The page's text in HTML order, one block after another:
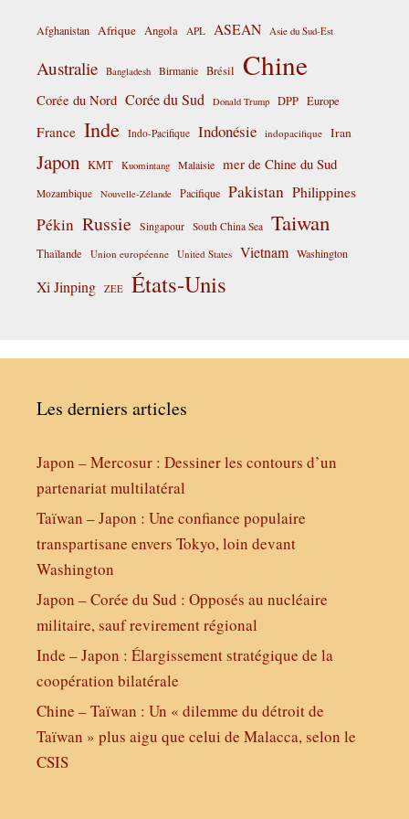
Afghanistan Afrique Angola APL ASEAN Asie du Sud-Est
Australie Bangladesh Birmanie Brésil Chine
Corée du Nord Corée du Sud Donald Trump DPP Europe
France Inde Indo-Pacifique Indonésie indopacifique Iran
Japon KMT Kuomintang Malaisie mer de Chine du Sud
Mozambique Nouvelle-Zélande Pacifique Pakistan Philippines
Pékin Russie Singapour South China Sea Taiwan
Thaïlande Union européenne United States Vietnam Washington
Xi Jinping ZEE États-Unis
Les derniers articles
Japon – Mercosur : Dessiner les contours d’un
partenariat multilatéral
Taïwan – Japon : Une confiance populaire
transpartisane envers Tokyo, loin devant
Washington
Japon – Corée du Sud : Opposés au nucléaire
militaire, sauf revirement régional
Inde – Japon : Élargissement stratégique de la
coopération bilatérale
Chine – Taïwan : Un « dilemme du détroit de
Taïwan » plus aigu que celui de Malacca, selon le
CSIS